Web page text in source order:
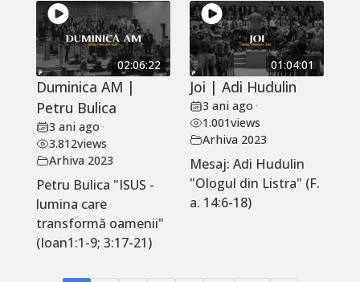
02:06:22
Duminica AM |
Petru Bulica
3 ani ago•
3.812views
Arhiva 2023
Petru Bulica "ISUS -
lumina care
transformă oamenii"
(Ioan1:1-9; 3:17-21)
01:04:01
Joi | Adi Hudulin
3 ani ago •
1.001views
Arhiva 2023
Mesaj: Adi Hudulin
"Ologul din Listra" (F.
a. 14:6-18)